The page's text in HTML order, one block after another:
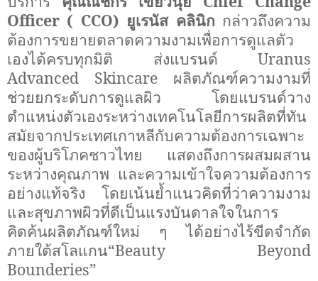
Officer ( CCO) ยูเรนัส คลินิก กล่าวถึงความ
ต้องการขยายตลาดความงามเพื่อการดูแลตัว
เองได้ครบทุกมิติ ส่งแบรนด์ Uranus
Advanced Skincare ผลิตภัณฑ์ความงามที่
ช่วยยกระดับการดูแลผิว โดยแบรนด์วาง
ตำแหน่งตัวเองระหว่างเทคโนโลยีการผลิตที่ทัน
สมัยจากประเทศเกาหลีกับความต้องการเฉพาะ
ของผู้บริโภคชาวไทย แสดงถึงการผสมผสาน
ระหว่างคุณภาพ และความเข้าใจความต้องการ
อย่างแท้จริง โดยเน้นย้ำแนวคิดที่ว่าความงาม
และสุขภาพผิวที่ดีเป็นแรงบันดาลใจในการ
คิดค้นผลิตภัณฑ์ใหม่ ๆ ได้อย่างไร้ขีดจำกัด
ภายใต้สโลแกน“Beauty Beyond
Bounderies”